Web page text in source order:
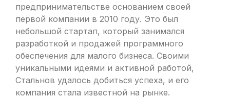
предпринимательстве основанием своей
первой компании в 2010 году. Это был
небольшой стартап, который занимался
разработкой и продажей программного
обеспечения для малого бизнеса. Своими
уникальными идеями и активной работой,
Стальнов удалось добиться успеха, и его
компания стала известной на рынке.